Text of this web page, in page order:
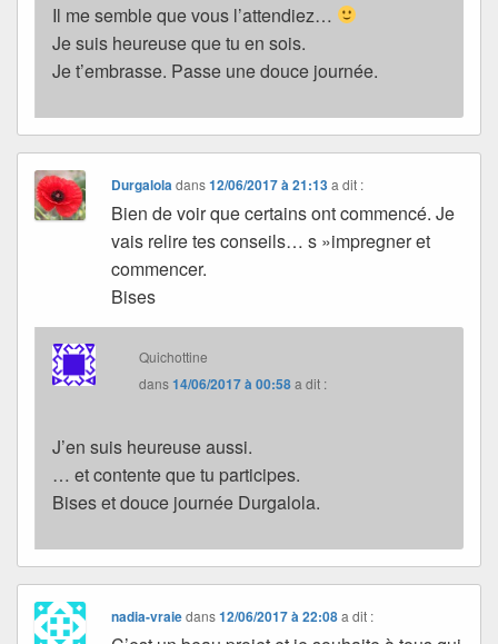
Il me semble que vous l’attendiez…
Je suis heureuse que tu en sois.
Je t’embrasse. Passe une douce journée.
Durgalola dans12/06/2017 à 21:13 a dit :
Bien de voir que certains ont commencé. Je
vais relire tes conseils… s »impregner et
commencer.
Bises
Quichottine
dans14/06/2017 à 00:58a dit :
J’en suis heureuse aussi.
… et contente que tu participes.
Bises et douce journée Durgalola.
nadia-vraiedans12/06/2017 à 22:08 a dit :